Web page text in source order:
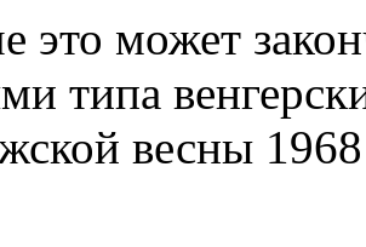
это может
типа
весны 1968